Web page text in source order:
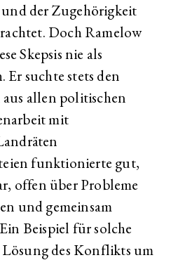
der Zugehörigkeit
Doch Ramelow
Skepsis nie als
Er suchte stets den
allen politischen
mit
funktionierte gut,
offen über Probleme
und gemeinsam
Beispiel für solche
des Konflikts um